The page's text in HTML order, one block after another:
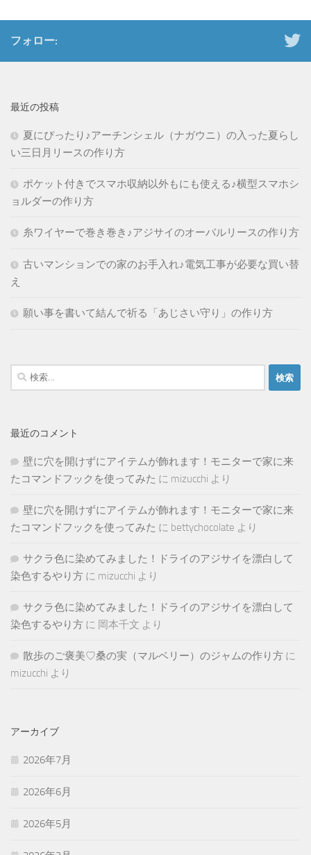
フォロー:
最近の投稿
夏にぴったり♪アーチンシェル（ナガウニ）の入った夏らし
い三日月リースの作り方
ポケット付きでスマホ収納以外もにも使える♪横型スマホシ
ョルダーの作り方
糸ワイヤーで巻き巻き♪アジサイのオーバルリースの作り方
古いマンションでの家のお手入れ♪電気工事が必要な買い替
え
願い事を書いて結んで祈る「あじさい守り」の作り方
検
索:
最近のコメント
壁に穴を開けずにアイテムが飾れます！モニターで家に来
たコマンドフックを使ってみた に mizucchi より
壁に穴を開けずにアイテムが飾れます！モニターで家に来
たコマンドフックを使ってみた に bettychocolate より
サクラ色に染めてみました！ドライのアジサイを漂白して
染色するやり方 に mizucchi より
サクラ色に染めてみました！ドライのアジサイを漂白して
染色するやり方 に 岡本千文 より
散歩のご褒美♡桑の実（マルベリー）のジャムの作り方 に
mizucchi より
アーカイブ
2026年7月
2026年6月
2026年5月